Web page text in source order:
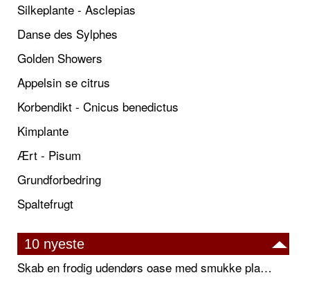
Silkeplante - Asclepias
Danse des Sylphes
Golden Showers
Appelsin se citrus
Korbendikt - Cnicus benedictus
Kimplante
Ært - Pisum
Grundforbedring
Spaltefrugt
10 nyeste
Skab en frodig udendørs oase med smukke plantekrukker og elegante espalier